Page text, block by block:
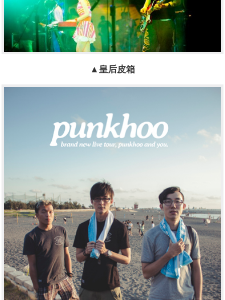
▲皇后皮箱